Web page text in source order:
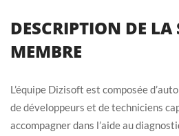
DESCRIPTION DE LA
MEMBRE
L’équipe Dizisoft est composée
de développeurs et de techniciens
accompagner dans l’aide au